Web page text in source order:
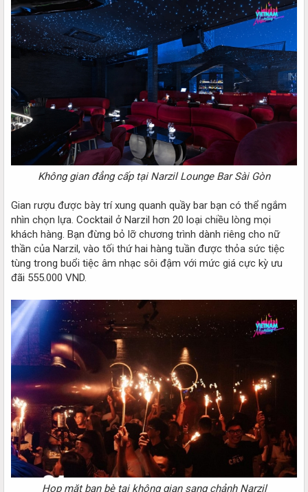
Không gian đẳng cấp tại Narzil Lounge Bar Sài Gòn
Gian rượu được bày trí xung quanh quầy bar bạn có thể ngắm
nhìn chọn lựa. Cocktail ở Narzil hơn 20 loại chiều lòng mọi
khách hàng. Bạn đừng bỏ lỡ chương trình dành riêng cho nữ
thần của Narzil, vào tối thứ hai hàng tuần được thỏa sức tiệc
tùng trong buổi tiệc âm nhạc sôi đậm với mức giá cực kỳ ưu
đãi 555.000 VND.
Họp mặt bạn bè tại không gian sang chảnh Narzil